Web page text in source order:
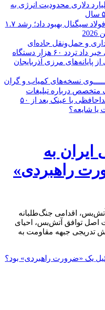
۱۸ میلیارد دلاری محدودیت انرژی به
تولید جهانی فولاد سیگنال بهبود داد؛ رشد ۱.۷
و حمل‌ونقل جاده‌ای
آذربایجان‌ غربی خبر داد تردد ۶۰ هزار دستگاه
از پایانه‌های مرزی آذربایجان
نسخه‌های کمیاب و گران
درباره تبلیغات
اینستاگرامی خداحافظی با عینک بعد از ۵۰
یا شایعه؟
به
راهبردی»
اقدامی جنگ‌طلبانه
اصل توافق آتش‌بس، احیای
تدریجی جبهه مقاومت به